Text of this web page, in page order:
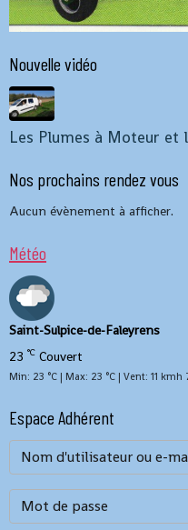
Nouvelle vidéo
Les Plumes à Moteur et
Nos prochains rendez vous
Aucun évènement à afficher.
Météo
Saint-Sulpice-de-Faleyrens
23 °C Couvert
Min: 23 °C | Max: 23 °C | Vent: 11 kmh
Espace Adhérent